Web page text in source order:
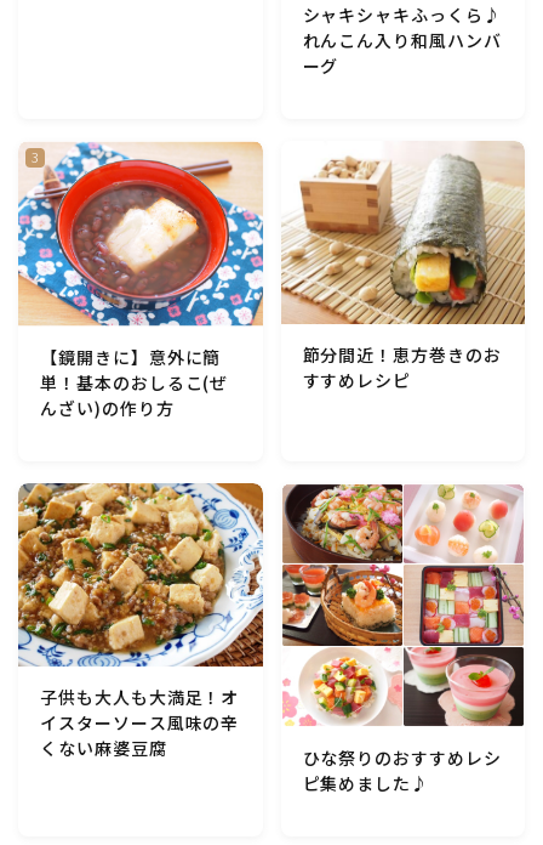
もやし・豆苗・たけのこ・せり・ふき・その他山菜料理
洋菓子 (焼き菓子)
洋菓子 (冷菓)
洋菓子 (その他)
マクロビスイーツ・自然派おやつ
パン・パンケーキ・スコーン・食事パイ・ケークサレ・
粉もの
米/ご飯料理・もち料理
麺料理(パスタ・うどん・そうめん・春雨など)
ハム・ベーコン・ソーセー・・スパム・チーズ料理
シャキシャキふっくら♪
れんこん入り和風ハンバ
ーグ
【鏡開きに】意外に簡
単！基本のおしるこ(ぜ
んざい)の作り方
節分間近！恵方巻きのお
すすめレシピ
子供も大人も大満足！オ
イスターソース風味の辛
くない麻婆豆腐
ひな祭りのおすすめレシ
ピ集めました♪